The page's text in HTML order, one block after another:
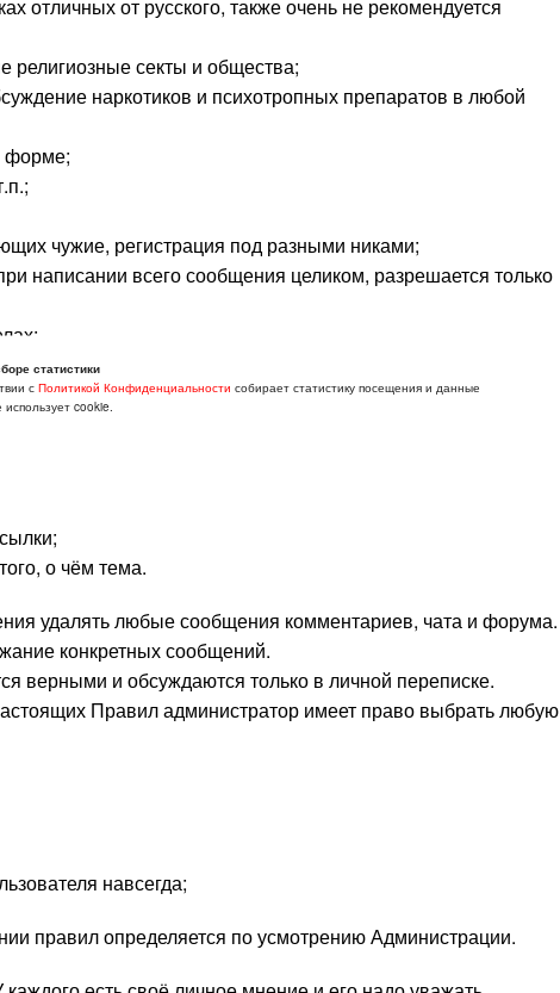
отличных от русского, также очень не рекомендуется
секты и общества;
наркотиков и психотропных препаратов в любой
форме;
чужие, регистрация под разными никами;
написании всего сообщения целиком, разрешается только
120 пикселов и шириной более 500 пикселов;
на посторонние ресурсы.
о чём тема.
удалять любые сообщения комментариев, чата и форума.
конкретных сообщений.
верными и обсуждаются только в личной переписке.
Правил администратор имеет право выбрать любую
навсегда;
правил определяется по усмотрению Администрации.
статистики
с Политикой Конфиденциальности собирает статистику посещения и данные
cookie.